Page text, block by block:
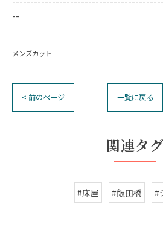
--
メンズカット
< 前のページ 一覧に戻る
関連タグ
#床屋 #飯田橋 #